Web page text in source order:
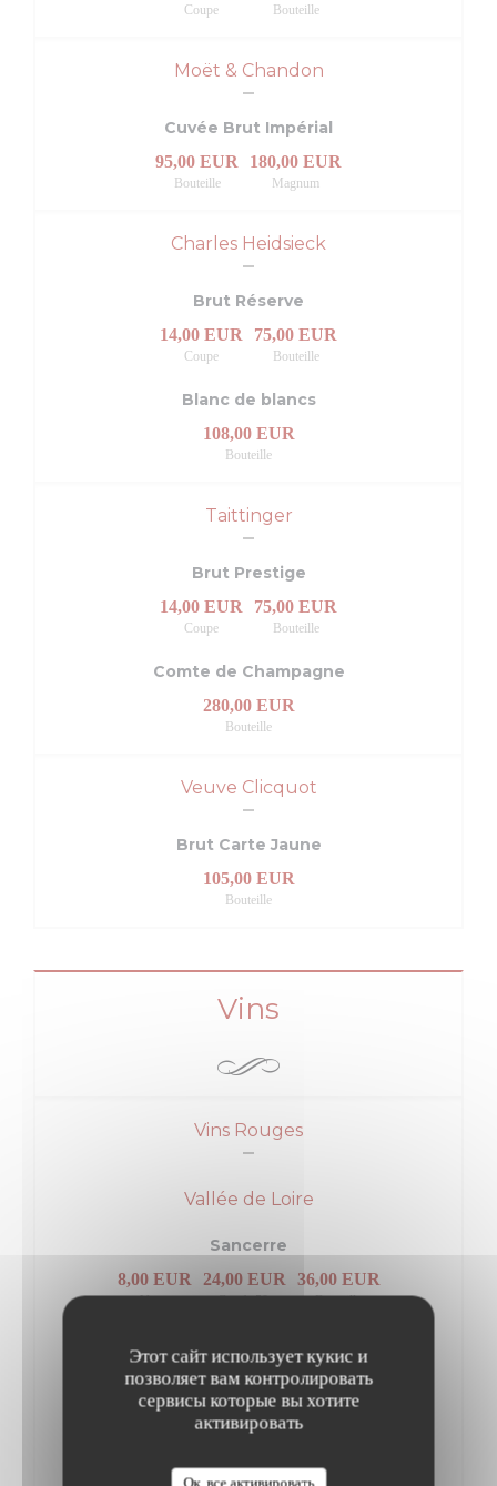
Этот сайт использует кукис и
позволяет вам контролировать
сервисы которые вы хотите
активировать
Ок, все активировать
Coupe Bouteille
Moët & Chandon
Cuvée Brut Impérial
95,00 EUR
Bouteille
180,00 EUR
Magnum
Charles Heidsieck
Brut Réserve
14,00 EUR
Coupe
75,00 EUR
Bouteille
Blanc de blancs
108,00 EUR
Bouteille
Taittinger
Brut Prestige
14,00 EUR
Coupe
75,00 EUR
Bouteille
Comte de Champagne
280,00 EUR
Bouteille
Veuve Clicquot
Brut Carte Jaune
105,00 EUR
Bouteille
Vins
Vins Rouges
Vallée de Loire
Sancerre
8,00 EUR
Verre
24,00 EUR
Carafe 50.
36,00 EUR
Bouteille
Beaujolais
Chénas
Carafe 50.